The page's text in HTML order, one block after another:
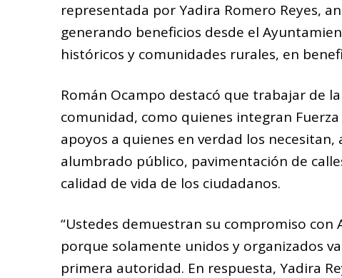
representada por Yadira Romero Reyes,
generando beneficios desde el
históricos y comunidades rurales, en
Román Ocampo destacó que trabajar de
comunidad, como quienes integran
apoyos a quienes en verdad los
alumbrado público, pavimentación de
calidad de vida de los ciudadanos.
“Ustedes demuestran su compromiso con
porque solamente unidos y organizados
primera autoridad. En respuesta, Yadira